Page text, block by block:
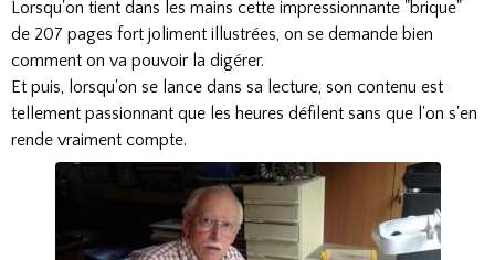
Lorsqu'on tient dans les mains cette impressionnante "brique"
de 207 pages fort joliment illustrées, on se demande bien
comment on va pouvoir la digérer.
Et puis, lorsqu'on se lance dans sa lecture, son contenu est
tellement passionnant que les heures défilent sans que l'on s'en
rende vraiment compte.